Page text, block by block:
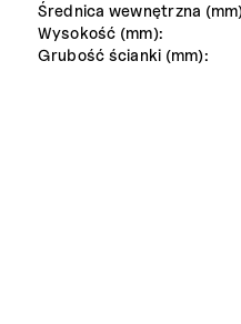
Średnica wewnętrzna
Wysokość (mm):
Grubość ścianki (mm):